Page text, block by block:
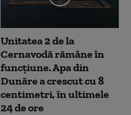
Unitatea 2 de la
Cernavodă rămâne în
funcțiune. Apa din
Dunăre a crescut cu 8
centimetri, în ultimele
24 de ore